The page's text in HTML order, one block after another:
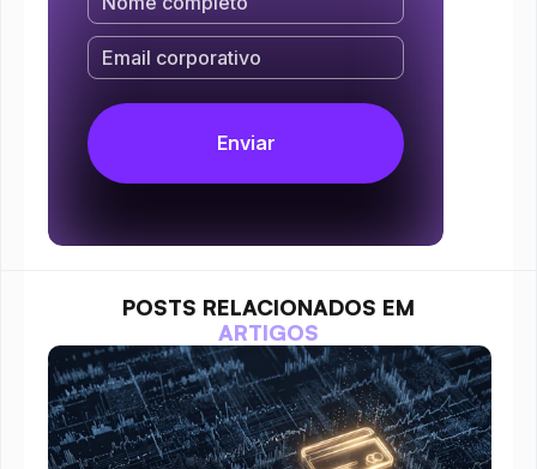
POSTS RELACIONADOS EM
ARTIGOS